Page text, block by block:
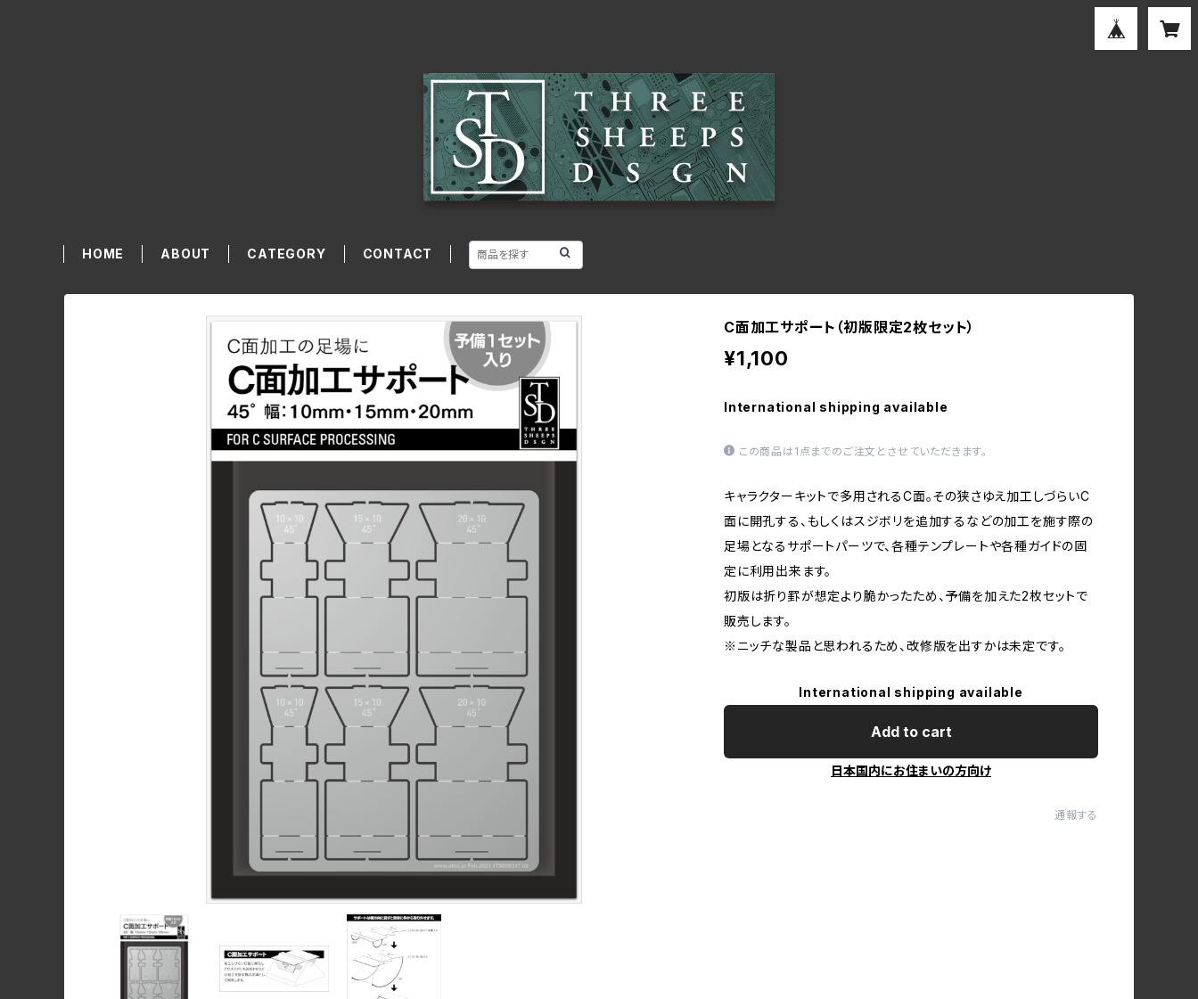
HOME ABOUT CATEGORY CONTACT
C面加工サポート（初版限定2枚セット）
¥1,100
International shipping available
この商品は1点までのご注文とさせていただきます。
キャラクターキットで多用されるC面。その狭さゆえ加工しづらいC
面に開孔する、もしくはスジボリを追加するなどの加工を施す際の
足場となるサポートパーツで、各種テンプレートや各種ガイドの固
定に利用出来ます。
初版は折り罫が想定より脆かったため、予備を加えた2枚セットで
販売します。
※ニッチな製品と思われるため、改修版を出すかは未定です。
International shipping available
Add to cart
日本国内にお住まいの方向け
通報する